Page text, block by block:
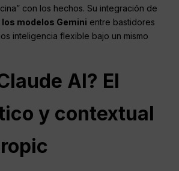
con los hechos. Su integración de
los modelos Gemini entre bastidores
inteligencia flexible bajo un mismo
AI? El
y contextual